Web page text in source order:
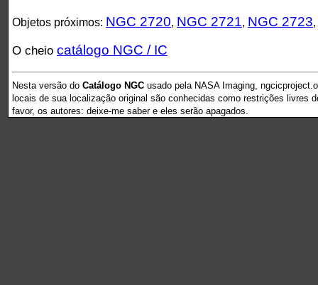
Objetos próximos: NGC 2720, NGC 2721, NGC 2723,
O cheio catálogo NGC / IC
Nesta versão do Catálogo NGC usado pela NASA Imaging,
locais de sua localização original são conhecidas como restrições livres
favor, os autores: deixe-me saber e eles serão apagados.